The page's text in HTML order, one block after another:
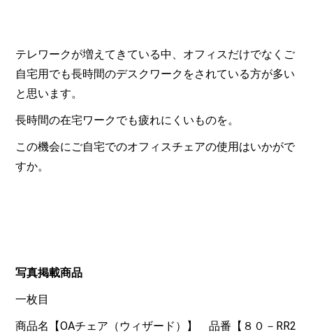
テレワークが増えてきている中、オフィスだけでなくご
自宅用でも長時間のデスクワークをされている方が多い
と思います。
長時間の在宅ワークでも疲れにくいものを。
この機会にご自宅でのオフィスチェアの使用はいかがで
すか。
写真掲載商品
一枚目
商品名【OAチェア（ウィザード）】 品番【８０－RR2